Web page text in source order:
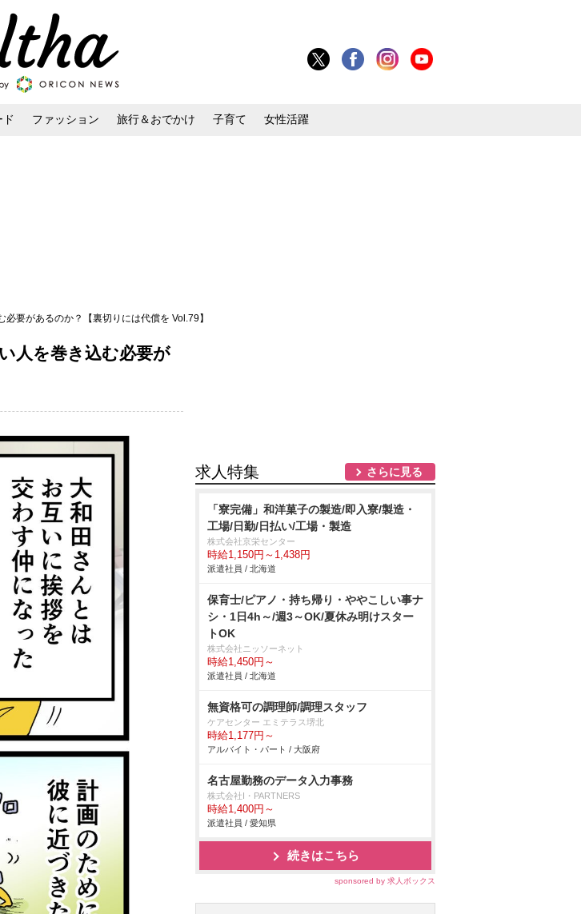
ド ファッション 旅行＆おでかけ 子育て 女性活躍
要があるのか？【裏切りには代償を Vol.79】
人を巻き込む必要が
求人特集 さらに見る
「寮完備」和洋菓子の製造/即入寮/製造・
工場/日勤/日払い/工場・製造
株式会社京栄センター
時給1,150円～1,438円
派遣社員 / 北海道
保育士/ピアノ・持ち帰り・ややこしい事ナ
シ・1日4h～/週3～OK/夏休み明けスター
トOK
株式会社ニッソーネット
時給1,450円～
派遣社員 / 北海道
無資格可の調理師/調理スタッフ
ケアセンター エミテラス堺北
時給1,177円～
アルバイト・パート / 大阪府
名古屋勤務のデータ入力事務
株式会社I・PARTNERS
時給1,400円～
派遣社員 / 愛知県
続きはこちら
sponsored by 求人ボックス